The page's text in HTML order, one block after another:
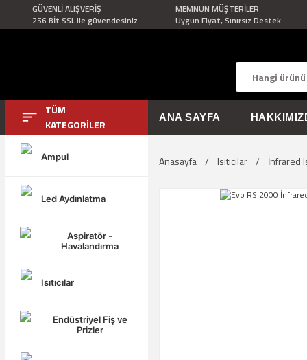
GÜVENLİ ALIŞVERİŞ
256 Bİt SSL ile güvendesiniz
MEMNUN MÜŞTERİLER
Uygun Fiyat, Sınırsız Destek
TÜM
KATEGORİLER
Ampul
Led Aydınlatma
Aspiratör -
Havalandırma
Isıtıcılar
Endüstriyel Fiş ve
Prizler
ANA SAYFA
Anasayfa Isıtıcılar İnfrared